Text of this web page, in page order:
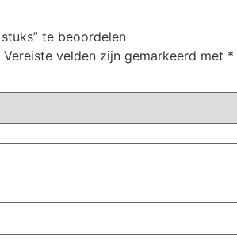
te beoordelen
Vereiste velden zijn gemarkeerd met *